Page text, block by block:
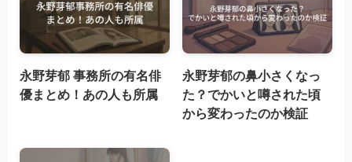
永野芽郁 事務所の有名俳
優まとめ！あの人も所属
永野芽郁の鼻小さくなっ
た？でかいと噂された頃
から変わったのか検証